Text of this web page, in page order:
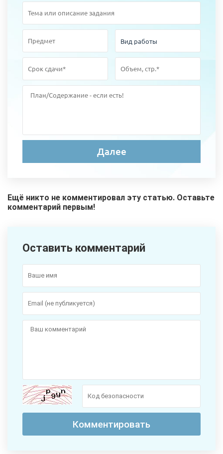
Ещё никто не комментировал эту статью. Оставьте
комментарий первым!
Оставить комментарий